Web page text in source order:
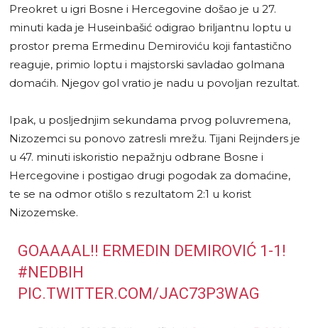
Preokret u igri Bosne i Hercegovine došao je u 27.
minuti kada je Huseinbašić odigrao briljantnu loptu u
prostor prema Ermedinu Demiroviću koji fantastično
reaguje, primio loptu i majstorski savladao golmana
domaćih. Njegov gol vratio je nadu u povoljan rezultat.
Ipak, u posljednjim sekundama prvog poluvremena,
Nizozemci su ponovo zatresli mrežu. Tijani Reijnders je
u 47. minuti iskoristio nepažnju odbrane Bosne i
Hercegovine i postigao drugi pogodak za domaćine,
te se na odmor otišlo s rezultatom 2:1 u korist
Nizozemske.
GOAAAAL!! ERMEDIN DEMIROVIĆ 1-1!
#NEDBIH
PIC.TWITTER.COM/JAC73P3WAG